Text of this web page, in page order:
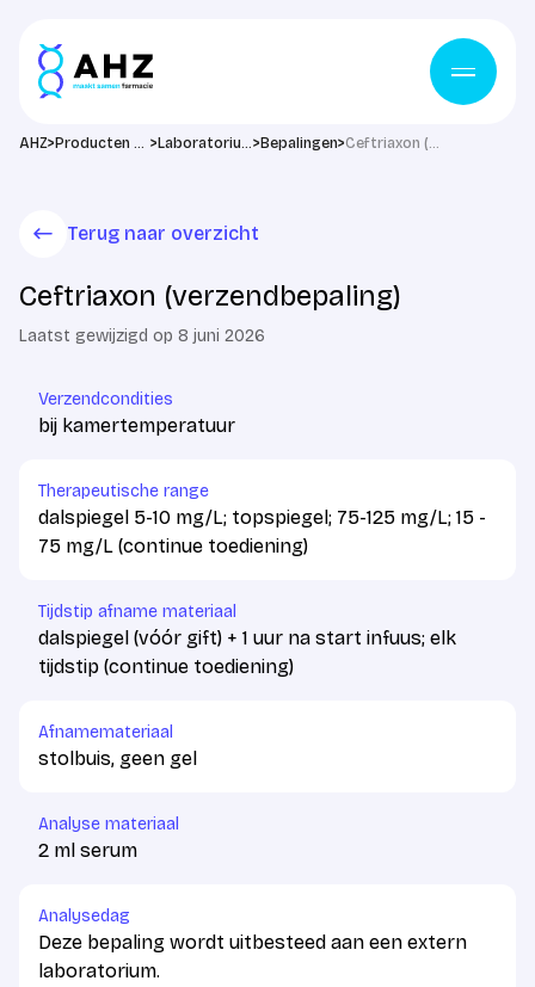
AHZ> Producten & diensten > Laboratorium> Bepalingen> Ceftriaxon (verzendbepaling)
Terug naar overzicht
Ceftriaxon (verzendbepaling)
Laatst gewijzigd op 8 juni 2026
Verzendcondities
bij kamertemperatuur
Therapeutische range
dalspiegel 5-10 mg/L; topspiegel; 75-125 mg/L; 15 -
75 mg/L (continue toediening)
Tijdstip afname materiaal
dalspiegel (vóór gift) + 1 uur na start infuus; elk
tijdstip (continue toediening)
Afnamemateriaal
stolbuis, geen gel
Analyse materiaal
2 ml serum
Analysedag
Deze bepaling wordt uitbesteed aan een extern
laboratorium.